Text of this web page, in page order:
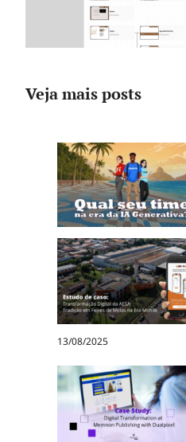
Veja mais posts
13/08/2025